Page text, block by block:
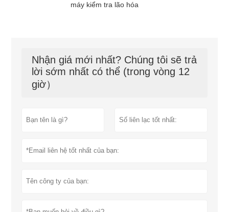
máy kiểm tra lão hóa
Nhận giá mới nhất? Chúng tôi sẽ trả
lời sớm nhất có thể (trong vòng 12
giờ）